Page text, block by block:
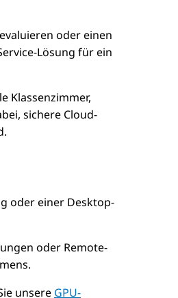
oder einen
Lösung für ein
Klassenzimmer,
sichere Cloud-
oder einer Desktop-
oder Remote-
unsere GPU-